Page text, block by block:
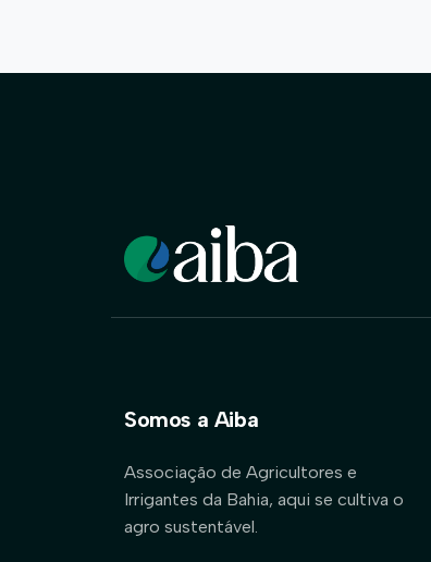
Somos a Aiba
Associação de Agricultores e
Irrigantes da Bahia, aqui se cultiva o
agro sustentável.